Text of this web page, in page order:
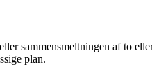
sammensmeltningen af to
plan.